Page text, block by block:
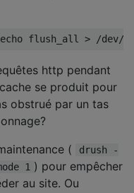
echo flush_all > /dev/
http pendant
se produit pour
obstrué par un tas
(
drush -
1 ) pour empêcher
au site. Ou